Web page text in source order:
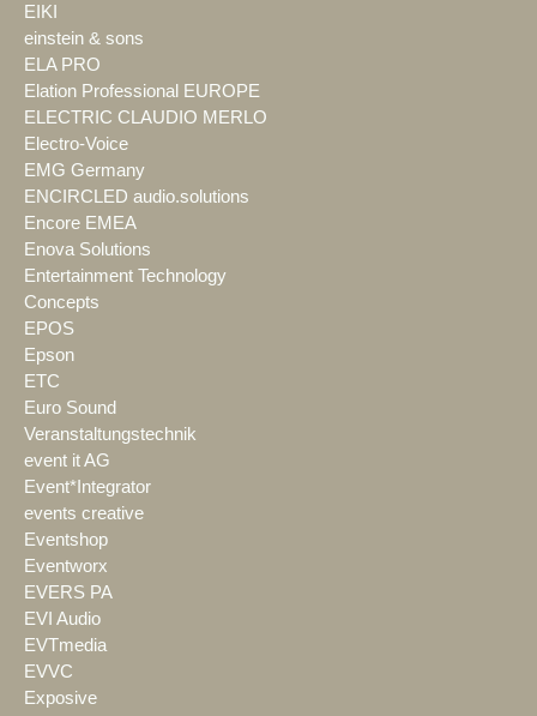
EIKI
einstein & sons
ELA PRO
Elation Professional EUROPE
ELECTRIC CLAUDIO MERLO
Electro-Voice
EMG Germany
ENCIRCLED audio.solutions
Encore EMEA
Enova Solutions
Entertainment Technology
Concepts
EPOS
Epson
ETC
Euro Sound
Veranstaltungstechnik
event it AG
Event*Integrator
events creative
Eventshop
Eventworx
EVERS PA
EVI Audio
EVTmedia
EVVC
Exposive